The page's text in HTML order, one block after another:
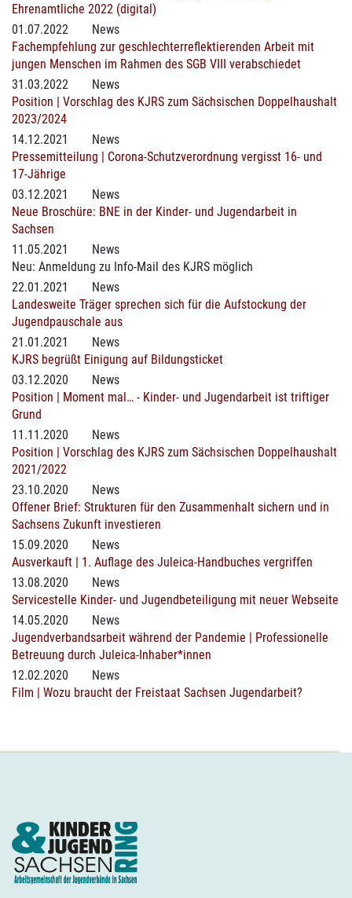
Ehrenamtliche 2022 (digital)
01.07.2022
News
Fachempfehlung zur geschlechterreflektierenden Arbeit mit
jungen Menschen im Rahmen des SGB VIII verabschiedet
31.03.2022
News
Position | Vorschlag des KJRS zum Sächsischen Doppelhaushalt
2023/2024
14.12.2021
News
Pressemitteilung | Corona-Schutzverordnung vergisst 16- und
17-Jährige
03.12.2021
News
Neue Broschüre: BNE in der Kinder- und Jugendarbeit in
Sachsen
11.05.2021
News
Neu: Anmeldung zu Info-Mail des KJRS möglich
22.01.2021
News
Landesweite Träger sprechen sich für die Aufstockung der
Jugendpauschale aus
21.01.2021
News
KJRS begrüßt Einigung auf Bildungsticket
03.12.2020
News
Position | Moment mal… - Kinder- und Jugendarbeit ist triftiger
Grund
11.11.2020
News
Position | Vorschlag des KJRS zum Sächsischen Doppelhaushalt
2021/2022
23.10.2020
News
Offener Brief: Strukturen für den Zusammenhalt sichern und in
Sachsens Zukunft investieren
15.09.2020
News
Ausverkauft | 1. Auflage des Juleica-Handbuches vergriffen
13.08.2020
News
Servicestelle Kinder- und Jugendbeteiligung mit neuer Webseite
14.05.2020
News
Jugendverbandsarbeit während der Pandemie | Professionelle
Betreuung durch Juleica-Inhaber*innen
12.02.2020
News
Film | Wozu braucht der Freistaat Sachsen Jugendarbeit?